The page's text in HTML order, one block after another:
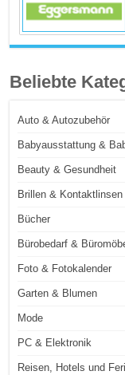
Beliebte
Auto & Autozubehör
Babyausstattung &
Beauty & Gesundheit
Brillen & Kontaktlinsen
Bücher
Bürobedarf &
Foto & Fotokalender
Garten & Blumen
Mode
PC & Elektronik
Reisen, Hotels und